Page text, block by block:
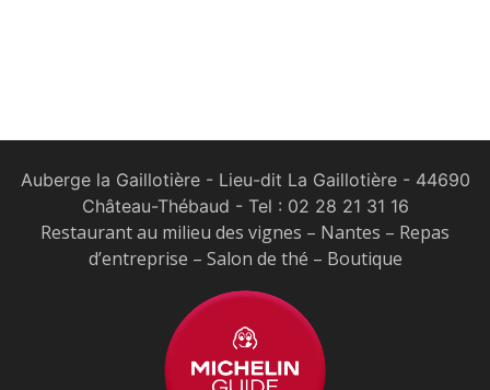
Auberge la Gaillotière - Lieu-dit La Gaillotière - 44690
Château-Thébaud - Tel : 02 28 21 31 16
Restaurant au milieu des vignes – Nantes – Repas
d’entreprise – Salon de thé – Boutique